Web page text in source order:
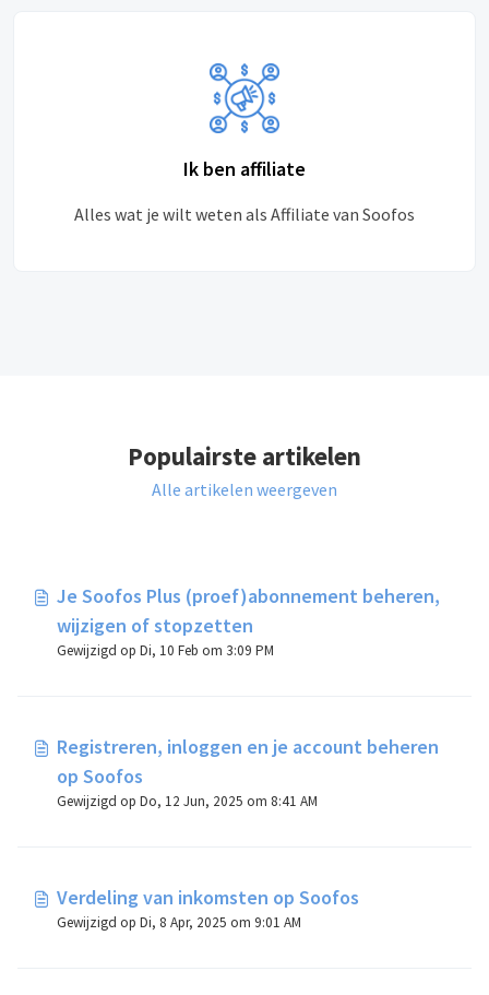
Ik ben affiliate
Alles wat je wilt weten als Affiliate van Soofos
Populairste artikelen
Alle artikelen weergeven
Je Soofos Plus (proef)abonnement beheren,
wijzigen of stopzetten
Gewijzigd op Di, 10 Feb om 3:09 PM
Registreren, inloggen en je account beheren
op Soofos
Gewijzigd op Do, 12 Jun, 2025 om 8:41 AM
Verdeling van inkomsten op Soofos
Gewijzigd op Di, 8 Apr, 2025 om 9:01 AM